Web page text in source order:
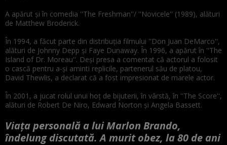
A apărut şi în comedia ''The Freshman''/ ''Novicele'' (1989), alături
de Matthew Broderick.
În 1994, a făcut parte din distribuţia filmului ''Don Juan DeMarco'',
alături de Johnny Depp şi Faye Dunaway. În 1996, a apărut în ''The
Island of Dr. Moreau''. Deşi presa a comentat că actorul a folosit
o cască pentru a-şi aminti replicile, partenerul său de platou,
David Thewlis, a declarat că a fost impresionat de marele actor.
În 2001, a jucat rolul unui hoţ de bijuterii, în vârstă, în ''The Score'',
alături de Robert De Niro, Edward Norton şi Angela Bassett.
Viața personală a lui Marlon Brando,
îndelung discutată. A murit obez, la 80 de ani